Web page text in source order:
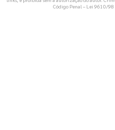
Código Penal – Lei 9610/98